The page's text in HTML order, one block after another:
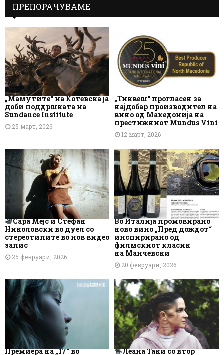
ПРЕПОРАЧУВАМЕ
„Мамутите“ на Котевска ја
доби поддршката на
Sundance Institute
25 март, 2026
„Тиквеш“ прогласен за
најдобар производител на
вино од Македонија на
престижниот Mundus Vini
12 март, 2026
Сара Мејс и Стефан
Николовски во дуел со
стереотипите во нов видео
запис
25 февруари, 2026
Во Италија промовирано
ново вино „Пред дождот“
инспирирано од
филмскиот класик
на Манчевски
20 февруари, 2026
Премиера на „17“ во
Леана Таќи со втор